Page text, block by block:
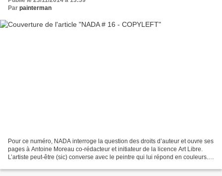
Par painterman
Pour ce numéro, NADA interroge la question des droits d’auteur et ouvre ses
pages à Antoine Moreau co-rédacteur et initiateur de la licence Art Libre.
L’artiste peut-être (sic) converse avec le peintre qui lui répond en couleurs.